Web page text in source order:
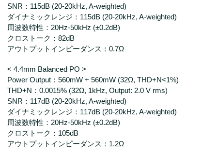
SNR：115dB (20-20kHz, A-weighted)
ダイナミックレンジ：115dB (20-20kHz, A-weighted)
周波数特性：20Hz-50kHz (±0.2dB)
クロストーク：82dB
アウトプットインピーダンス：0.7Ω
< 4.4mm Balanced PO >
Power Output：560mW + 560mW (32Ω, THD+N<1%)
THD+N：0.0015% (32Ω, 1kHz, Output: 2.0 V rms)
SNR：117dB (20-20kHz, A-weighted)
ダイナミックレンジ：117dB (20-20kHz, A-weighted)
周波数特性：20Hz-50kHz (±0.2dB)
クロストーク：105dB
アウトプットインピーダンス：1.2Ω